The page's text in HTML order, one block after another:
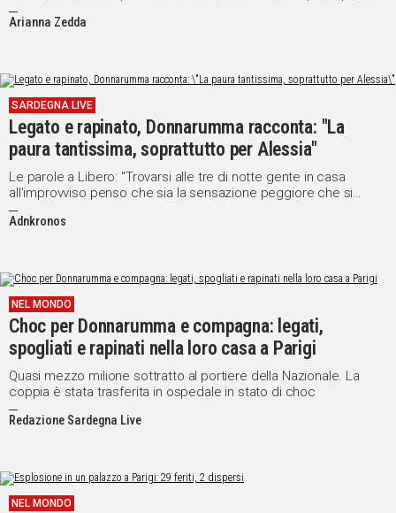
dei monopattini elettrici
Arianna Zedda
SARDEGNA LIVE
Legato e rapinato, Donnarumma racconta: "La
paura tantissima, soprattutto per Alessia"
Le parole a Libero: "Trovarsi alle tre di notte gente in casa
all'improvviso penso che sia la sensazione peggiore che si
possa provare"
Adnkronos
NEL MONDO
Choc per Donnarumma e compagna: legati,
spogliati e rapinati nella loro casa a Parigi
Quasi mezzo milione sottratto al portiere della Nazionale. La
coppia è stata trasferita in ospedale in stato di choc
Redazione Sardegna Live
NEL MONDO